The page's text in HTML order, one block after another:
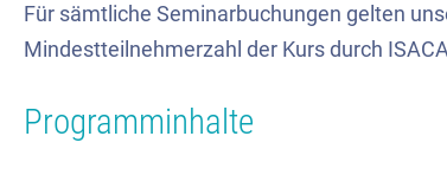
Für sämtliche Seminarbuchungen gelten
Mindestteilnehmerzahl der Kurs durch
Programminhalte